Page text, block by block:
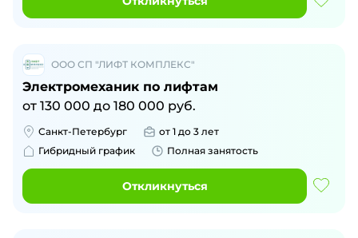
ООО СП "ЛИФТ КОМПЛЕКС"
Электромеханик по лифтам
от 130 000 до 180 000 руб.
Санкт-Петербург
от 1 до 3 лет
Гибридный график
Полная занятость
Откликнуться